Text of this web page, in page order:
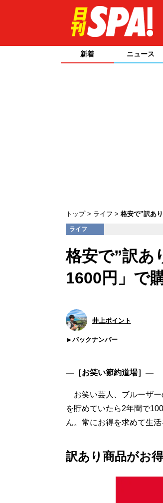
新着 ニュース
トップ ライフ 格安で”訳あ
ライフ
格安で”訳あ
1600円」で
井上ポイント
バックナンバー
―［お笑い節約道場］―
お笑い芸人、ブルーザー
を貯めていたら2年間で
ん。常にお得を求めて生
訳あり商品がお